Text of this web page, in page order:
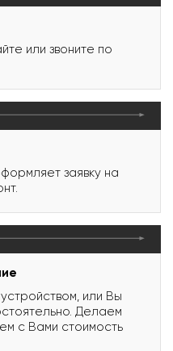
или звоните по
заявку на
или Вы
Делаем
с Вами стоимость